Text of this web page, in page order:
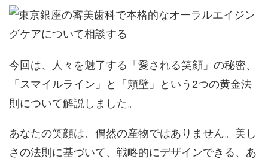
今回は、人々を魅了する「愛される笑顔」の秘密、
「スマイルライン」と「頬壁」という2つの黄金法
則について解説しました。
あなたの笑顔は、偶然の産物ではありません。美し
さの法則に基づいて、戦略的にデザインできる、あ